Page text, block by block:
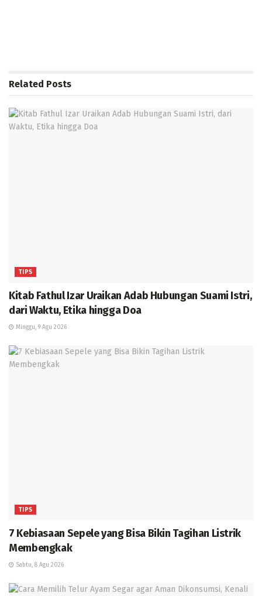
Related Posts
TIPS
Kitab Fathul Izar Uraikan Adab Hubungan Suami Istri,
dari Waktu, Etika hingga Doa
Minggu, 9 Agu 2026
TIPS
7 Kebiasaan Sepele yang Bisa Bikin Tagihan Listrik
Membengkak
Sabtu, 8 Agu 2026